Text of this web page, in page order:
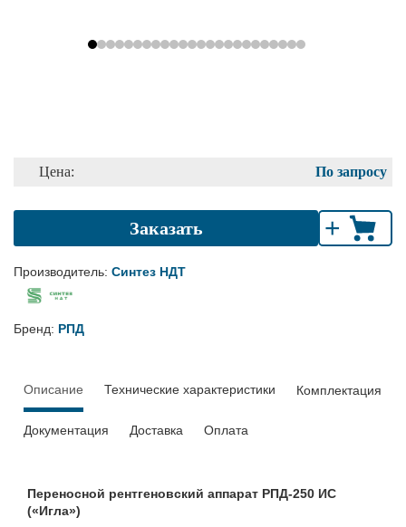
По запросу
Цена:
Заказать +
Производитель: Синтез НДТ
Бренд: РПД
Описание Технические характеристики Комплектация
Документация Доставка Оплата
Переносной рентгеновский аппарат РПД-250 ИС
(«Игла»)